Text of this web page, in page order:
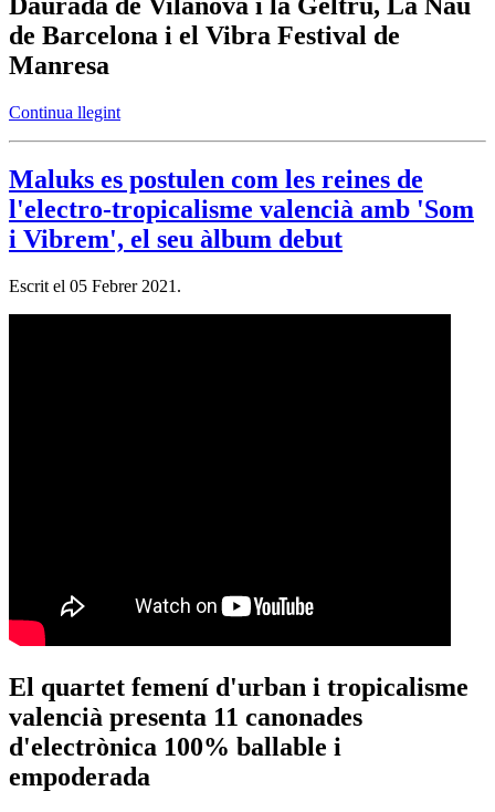
Daurada de Vilanova i la Geltrú, La Nau
de Barcelona i el Vibra Festival de
Manresa
Continua llegint
Maluks es postulen com les reines de
l'electro-tropicalisme valencià amb 'Som
i Vibrem', el seu àlbum debut
Escrit el 05 Febrer 2021 .
El quartet femení d'urban i tropicalisme
valencià presenta 11 canonades
d'electrònica 100% ballable i
empoderada